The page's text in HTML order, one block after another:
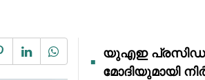
യുഎഇ
മോദിയുമായി